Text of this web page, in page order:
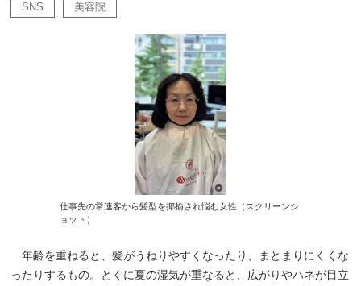
SNS 美容院
仕事先の常連客から髪型を揶揄され悩む女性（スクリーンシ
ョット）
年齢を重ねると、髪がうねりやすくなったり、まとまりにくくな
ったりするもの。とくに夏の湿気が重なると、広がりやハネが目立